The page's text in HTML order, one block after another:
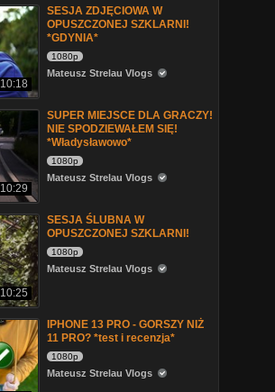
10:18
SESJA ZDJĘCIOWA W
OPUSZCZONEJ SZKLARNI!
*GDYNIA*
1080p
Mateusz Strelau Vlogs
10:29
SUPER MIEJSCE DLA GRACZY!
NIE SPODZIEWAŁEM SIĘ!
*Władysławowo*
1080p
Mateusz Strelau Vlogs
10:25
SESJA ŚLUBNA W
OPUSZCZONEJ SZKLARNI!
1080p
Mateusz Strelau Vlogs
IPHONE 13 PRO - GORSZY NIŻ
11 PRO? *test i recenzja*
1080p
Mateusz Strelau Vlogs